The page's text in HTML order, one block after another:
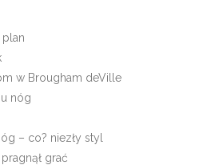
plan
w Brougham deVille
nóg
– co? niezły styl
grać